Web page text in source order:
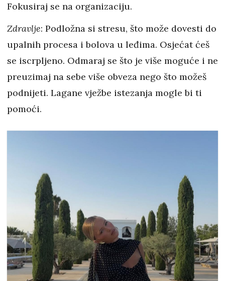
Fokusiraj se na organizaciju.
Zdravlje: Podložna si stresu, što može dovesti do
upalnih procesa i bolova u leđima. Osjećat ćeš
se iscrpljeno. Odmaraj se što je više moguće i ne
preuzimaj na sebe više obveza nego što možeš
podnijeti. Lagane vježbe istezanja mogle bi ti
pomoći.